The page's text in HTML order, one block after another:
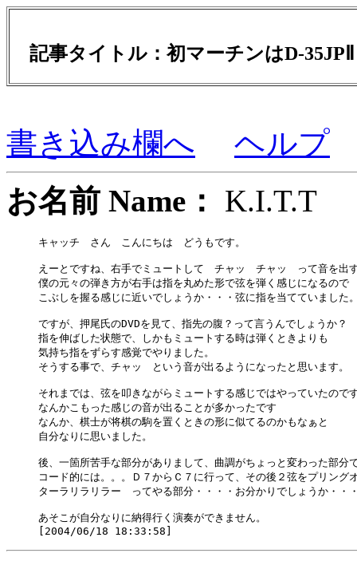
記事タイトル：初マーチンはD-
書き込み欄へ
ヘルプ
お名前 Name：
キャッチ　さん　こんにちは　どうもです。
えーとですね、右手でミュートして　チャッ　チャッ　って音を出
僕の元々の弾き方が右手は指を丸めた形で弦を弾く感じになるので
こぶしを握る感じに近いでしょうか・・・弦に指を当てていました
ですが、押尾氏のDVDを見て、指先の腹？って言うんでしょうか？
指を伸ばした状態で、しかもミュートする時は弾くときよりも
気持ち指をずらす感覚でやりました。
そうする事で、チャッ　という音が出るようになったと思います。
それまでは、弦を叩きながらミュートする感じではやっていたので
なんかこもった感じの音が出ることが多かったです
なんか、棋士が将棋の駒を置くときの形に似てるのかもなぁと
自分なりに思いました。
後、一箇所苦手な部分がありまして、曲調がちょっと変わった部分
コード的には。。。Ｄ７からＣ７に行って、その後２弦をプリング
ターラリラリラー　ってやる部分・・・・お分かりでしょうか・・
あそこが自分なりに納得行く演奏ができません。